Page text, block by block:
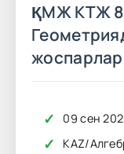
ҚМЖ КТЖ 8
✓ 09 сен
✓ KAZ/